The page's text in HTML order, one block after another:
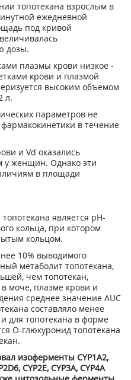
топотекана взрослым в
ежедневной
под кривой
дозы.
плазмы крови низкое -
крови и плазмой
высоким объемом
л.
параметров не
в течение
и Vd оказались
у женщин. Однако эти
в площади
является pH-
кольца, при котором
кольцом.
10% выводимого
метаболит топотекана,
чем топотекан,
моче, плазме крови и
среднее значение AUC
составляло менее
для топотекана в форме
О-глюкуронид топотекана
изоферменты CYP1A2,
CYP2E, CYP3A, CYP4A